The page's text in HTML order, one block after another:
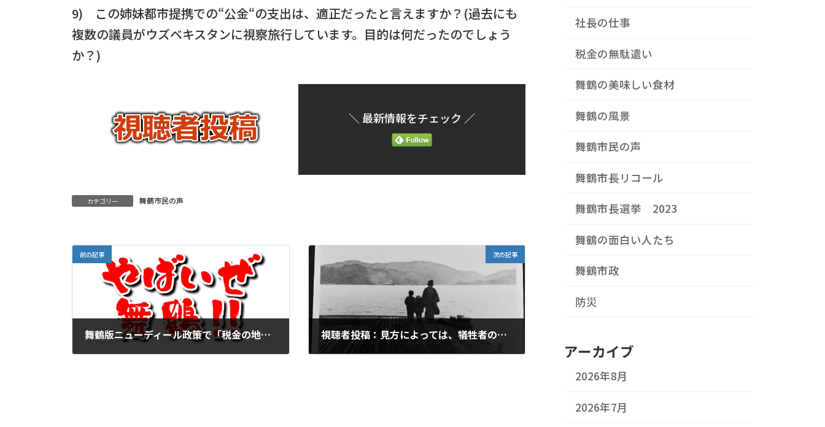
9) この姉妹都市提携での“公金“の支出は、適正だったと言えますか？(過去にも
複数の議員がウズベキスタンに視察旅行しています。目的は何だったのでしょう
か？)
＼ 最新情報をチェック ／
カテゴリー 舞鶴市民の声
前の記事
舞鶴版ニューディール政策で「税金の地産地消」を進める
次の記事
視聴者投稿：見方によっては、犠牲者の尊厳を損なう姉妹都市提携ではないのか？
社長の仕事
税金の無駄遣い
舞鶴の美味しい食材
舞鶴の風景
舞鶴市民の声
舞鶴市長リコール
舞鶴市長選挙 2023
舞鶴の面白い人たち
舞鶴市政
防災
アーカイブ
2026年8月
2026年7月